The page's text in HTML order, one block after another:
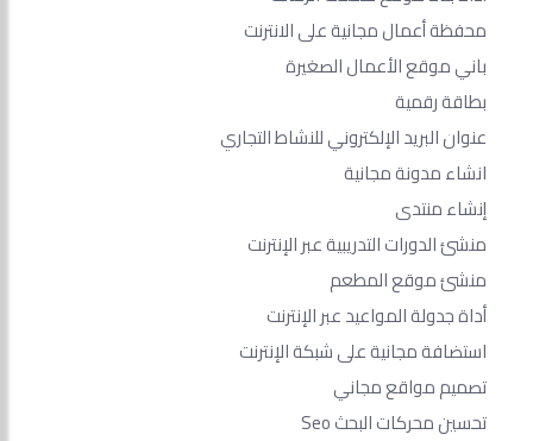
محفظة أعمال مجانية على الانترنت
باني موقع الأعمال الصغيرة
بطاقة رقمية
عنوان البريد الإلكتروني للنشاط التجاري
انشاء مدونة مجانية
إنشاء منتدى
منشئ الدورات التدريبية عبر الإنترنت
منشئ موقع المطعم
أداة جدولة المواعيد عبر الإنترنت
استضافة مجانية على شبكة الإنترنت
تصميم مواقع مجاني
تحسين محركات البحث Seo​